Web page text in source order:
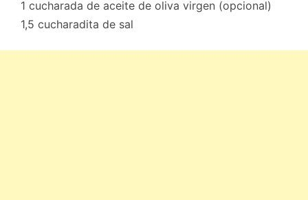
1 cucharada de aceite de oliva virgen (opcional)
1,5 cucharadita de sal